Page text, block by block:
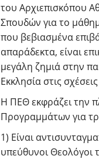
του Αρχιεπισκόπου
Σπουδών για το
που βεβιασμένα
απαράδεκτα, είναι
μεγάλη ζημιά στην
Εκκλησία στις
Η ΠΕΘ εκφράζει την
Προγραμμάτων για
1) Είναι
υπεύθυνοι Θεολόγοι